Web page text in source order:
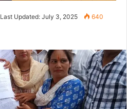
Last Updated: July 3, 2025 640